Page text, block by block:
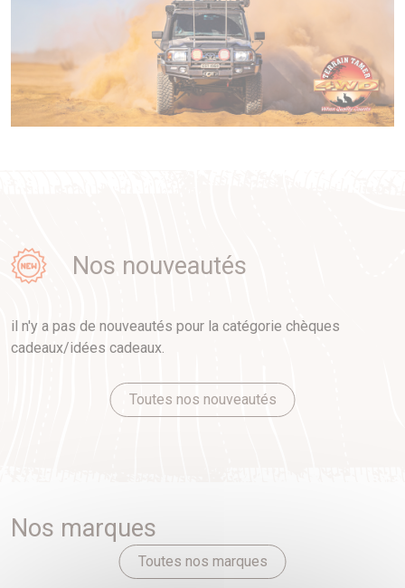
Nos nouveautés
Toutes nos nouveautés
il n'y a pas de nouveautés pour la catégorie chèques
cadeaux/idées cadeaux.
Nos marques
Toutes nos marques